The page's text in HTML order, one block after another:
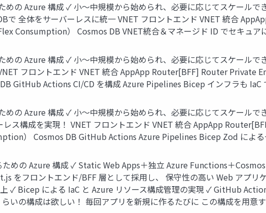
めの Azure 構成 ✓ 小〜中規模から始められ、必要に応じてスケール
で 全体をサーバーレスに統一 VNET フロントエンド VNET 統合
Consumption） Cosmos DB VNET統合＆マネージド ID でセキュア
めの Azure 構成 ✓ 小〜中規模から始められ、必要に応じてスケール
フロントエンド VNET 統合 AppApp Router[BFF] Router
GitHub Actions CI/CD を構成 Azure Pipelines Bicep インフラも IaC
めの Azure 構成 ✓ 小〜中規模から始められ、必要に応じてスケール
レス構成を実現！ VNET フロントエンド VNET 統合 AppApp
） Cosmos DB GitHub Actions Azure Pipelines Bicep Zod による
めの Azure 構成 ✓ Static Web Apps＋独立 Azure Functions＋
をフロントエンド/BFF 層として採用し、 保守性の高い Web アプ
✓ Bicep による IaC と Azure リソース構成管理の実現 ✓ GitHub
いの構成は欲しい！ 毎回アプリを新規に作るたびに この構成を用意